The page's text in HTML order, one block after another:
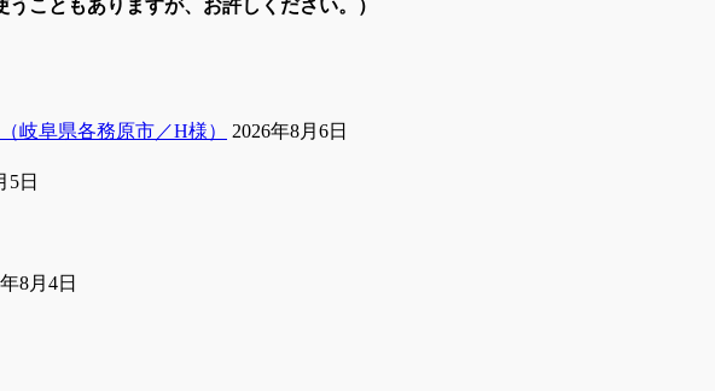
こともありますが、お許しください。）
岐阜県各務原市／H様）
2026年8月6日
5日
8月4日